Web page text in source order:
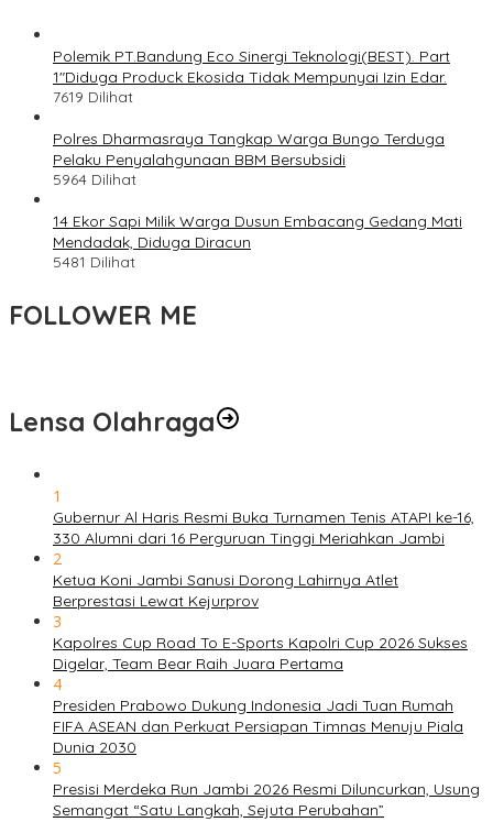
Polemik PT.Bandung Eco Sinergi Teknologi(BEST). Part
1″Diduga Produck Ekosida Tidak Mempunyai Izin Edar.
7619 Dilihat
Polres Dharmasraya Tangkap Warga Bungo Terduga
Pelaku Penyalahgunaan BBM Bersubsidi
5964 Dilihat
14 Ekor Sapi Milik Warga Dusun Embacang Gedang Mati
Mendadak, Diduga Diracun
5481 Dilihat
FOLLOWER ME
Lensa Olahraga
1
Gubernur Al Haris Resmi Buka Turnamen Tenis ATAPI ke-16,
330 Alumni dari 16 Perguruan Tinggi Meriahkan Jambi
2
Ketua Koni Jambi Sanusi Dorong Lahirnya Atlet
Berprestasi Lewat Kejurprov
3
Kapolres Cup Road To E-Sports Kapolri Cup 2026 Sukses
Digelar, Team Bear Raih Juara Pertama
4
Presiden Prabowo Dukung Indonesia Jadi Tuan Rumah
FIFA ASEAN dan Perkuat Persiapan Timnas Menuju Piala
Dunia 2030
5
Presisi Merdeka Run Jambi 2026 Resmi Diluncurkan, Usung
Semangat “Satu Langkah, Sejuta Perubahan”